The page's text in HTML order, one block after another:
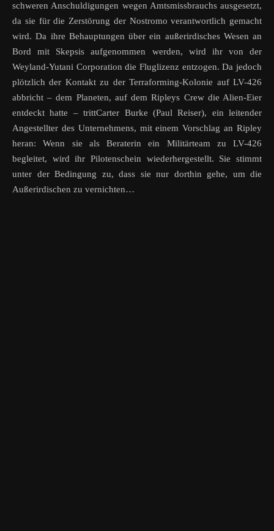
schweren Anschuldigungen wegen Amtsmissbrauchs ausgesetzt,
da sie für die Zerstörung der Nostromo verantwortlich gemacht
wird. Da ihre Behauptungen über ein außerirdisches Wesen an
Bord mit Skepsis aufgenommen werden, wird ihr von der
Weyland-Yutani Corporation die Fluglizenz entzogen. Da jedoch
plötzlich der Kontakt zu der Terraforming-Kolonie auf LV-426
abbricht – dem Planeten, auf dem Ripleys Crew die Alien-Eier
entdeckt hatte – trittCarter Burke (Paul Reiser), ein leitender
Angestellter des Unternehmens, mit einem Vorschlag an Ripley
heran: Wenn sie als Beraterin ein Militärteam zu LV-426
begleitet, wird ihr Pilotenschein wiederhergestellt. Sie stimmt
unter der Bedingung zu, dass sie nur dorthin gehe, um die
Außerirdischen zu vernichten…